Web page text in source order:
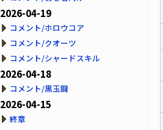
2026-04-19
コメント/ホロウコア
コメント/クオーツ
コメント/シャードスキル
2026-04-18
コメント/黒玉鋼
2026-04-15
終章